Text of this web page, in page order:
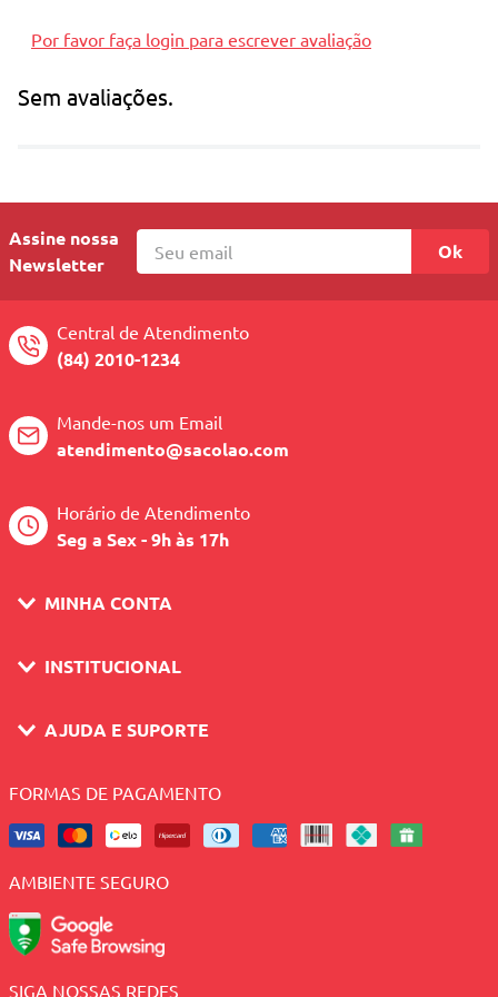
100% atóxico
Por favor faça login para escrever avaliação
Sem avaliações.
Assine nossa
Newsletter
Ok
Central de Atendimento
(84) 2010-1234
Mande-nos um Email
atendimento@sacolao.com
Horário de Atendimento
Seg a Sex - 9h às 17h
MINHA CONTA
INSTITUCIONAL
AJUDA E SUPORTE
FORMAS DE PAGAMENTO
AMBIENTE SEGURO
SIGA NOSSAS REDES